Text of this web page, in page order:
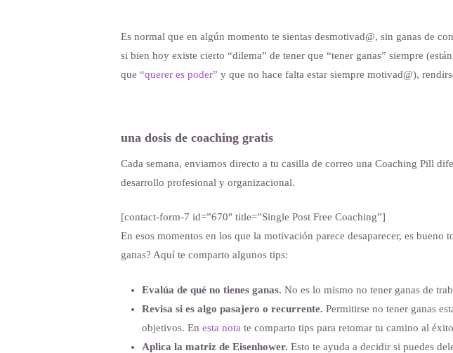
Es normal que en algún momento te sientas desmotivad@, sin ganas de
si bien hoy existe cierto “dilema” de tener que “tener ganas” siempre
que “querer es poder” y que no hace falta estar siempre motivad@),
una dosis de coaching gratis
Cada semana, enviamos directo a tu casilla de correo una Coaching Pill
desarrollo profesional y organizacional.
[contact-form-7 id=”670″ title=”Single Post Free Coaching”]
En esos momentos en los que la motivación parece desaparecer, es bueno
ganas? Aquí te comparto algunos tips:
Evalúa de qué no tienes ganas. No es lo mismo no tener ganas de
Revisa si es algo pasajero o recurrente. Permitirse no tener ganas
objetivos. En esta nota te comparto tips para retomar tu camino al
Aplica la matriz de Eisenhower. Esto te ayuda a decidir si puedes